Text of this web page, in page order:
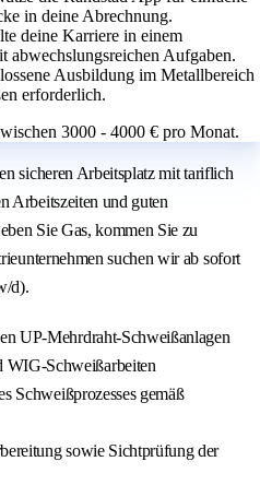
in deine Abrechnung.
deine Karriere in einem
abwechslungsreichen Aufgaben.
Ausbildung im Metallbereich
erforderlich.
3000 - 4000 € pro Monat.
sicheren Arbeitsplatz mit tariflich
Arbeitszeiten und guten
Sie Gas, kommen Sie zu
suchen wir ab sofort
d).
UP-Mehrdraht-Schweißanlagen
Schweißarbeiten
Schweißprozesses gemäß
sowie Sichtprüfung der